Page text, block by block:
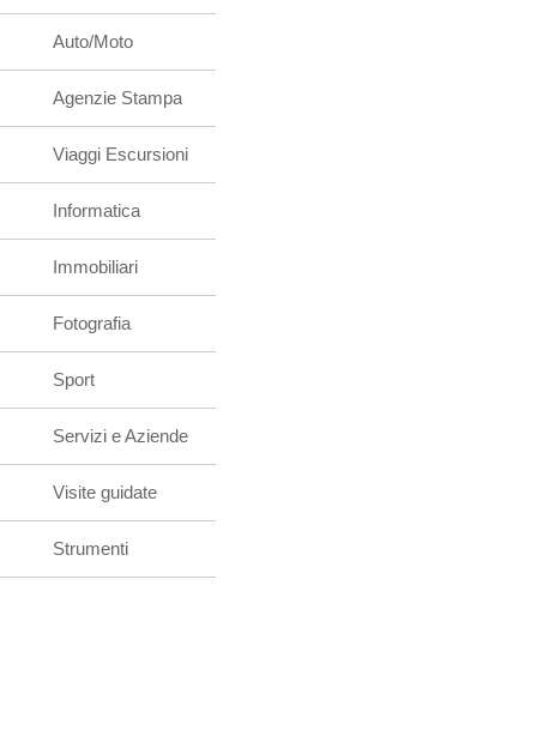
Auto/Moto
Agenzie Stampa
Viaggi Escursioni
Informatica
Immobiliari
Fotografia
Sport
Servizi e Aziende
Visite guidate
Strumenti